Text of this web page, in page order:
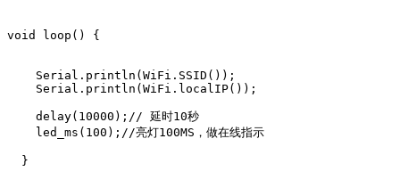
void loop() {
    Serial.println(WiFi.SSID());
    Serial.println(WiFi.localIP());
    delay(10000);// 延时10秒
    led_ms(100);//亮灯100MS，做在线指示